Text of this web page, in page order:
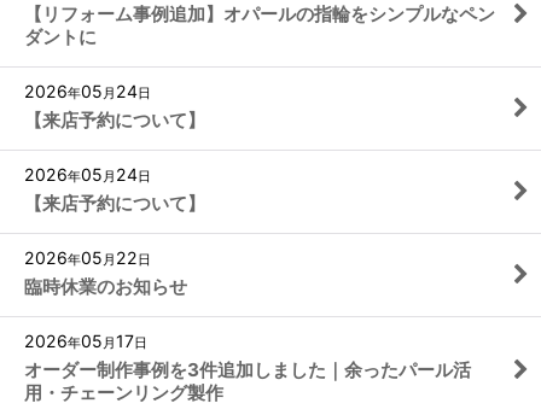
【リフォーム事例追加】オパールの指輪をシンプルなペン
ダントに
2026年05 月 24日
【来店予約について】
2026年05 月 24日
【来店予約について】
2026年05 月 22日
臨時休業のお知らせ
2026年05 月17日
オーダー制作事例を3件追加しました｜余ったパール活
用・チェーンリング製作